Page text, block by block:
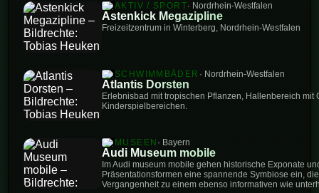
AKTIV / SPORT· Nordrhein-Westfalen
Astenkick Megazipline
Freizeitzentrum in Winterberg, Nordrhein-Westfalen
SCHWIMMBÄDER · Nordrhein-Westfalen
Atlantis Dorsten
Erlebnisbad mit tropischen Pflanzen, Hallenbereich mit
Kinderspielbereichen.
MUSEEN · Bayern
Audi Museum mobile
Im Audi museum mobile gehen historische Exponate
Präsentationsformen eine spannende Symbiose ein,
Vergangenheit zu einem ebenso informativen wie